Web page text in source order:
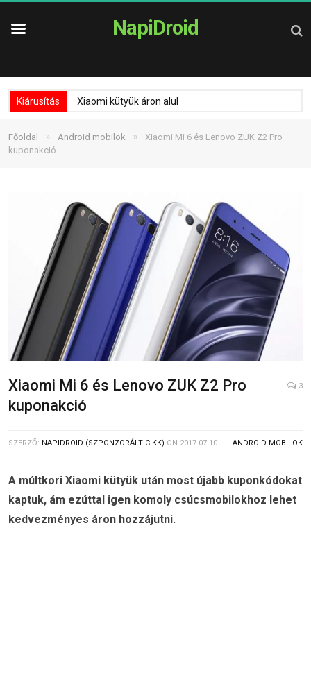
NapiDroid
Kiárusítás Xiaomi kütyük áron alul
Főoldal » Android mobilok »
Xiaomi Mi 6 és Lenovo ZUK Z2 Pro
kuponakció
Xiaomi Mi 6 és Lenovo ZUK Z2 Pro
kuponakció
3
SZERZŐ: NAPIDROID (SZPONZORÁLT CIKK) ON 2017-07-10 ANDROID MOBILOK
A múltkori Xiaomi kütyük után most újabb kuponkódokat
kaptuk, ám ezúttal igen komoly csúcsmobilokhoz lehet
kedvezményes áron hozzájutni.